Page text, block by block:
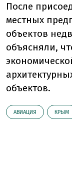
После
местных
объектов
объясняли,
объектов.
АВИАЦИЯ КРЫМ